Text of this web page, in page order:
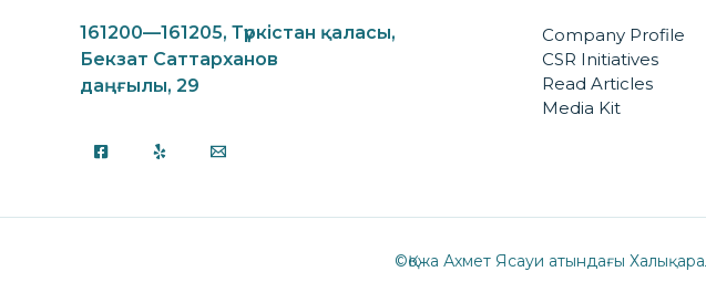
161200—161205, Түркістан қаласы,
Бекзат Саттарханов
даңғылы, 29
Company Profile
CSR Initiatives
Read Articles
Media Kit
©Қожа Ахмет Ясауи атындағы